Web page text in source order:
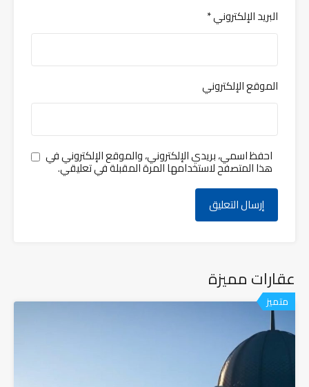
البريد الإلكتروني*
الموقع الإلكتروني
احفظ اسمي، بريدي الإلكتروني، والموقع الإلكتروني في
هذا المتصفح لاستخدامها المرة المقبلة في تعليقي.
عقارات مميزة
متميز